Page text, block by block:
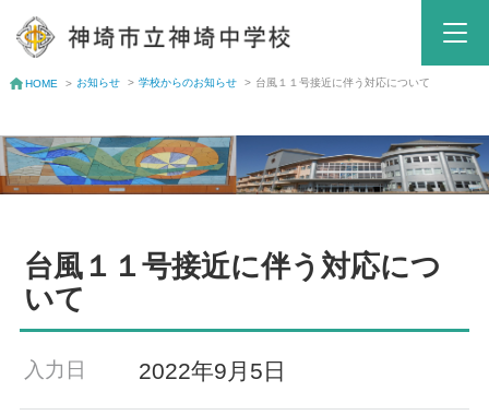
HOME > お知らせ > 学校からのお知らせ > 台風１１号接近に伴う対応について
台風１１号接近に伴う対応につ
いて
入力日 2022年9月5日